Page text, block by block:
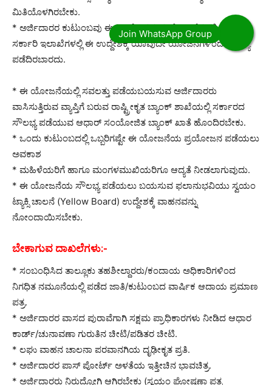
ಮಿತಿಯೊಳಗಿರಬೇಕು.
* ಅರ್ಜಿದಾರರ ಕುಟುಂಬವು ಈ ಹಿಂದೆ ನಿಗಮದ ಯೋಜನೆಗಳಲ್ಲಿ ಅಥವಾ
ಸರ್ಕಾರಿ ಇಲಾಖೆಗಳಲ್ಲಿ ಈ ಉದ್ದೇಶಕ್ಕೆ ಯಾವುದೇ ಯೋಜನೆಗಳಿಂದ ಸೌಲಭ್ಯ
ಪಡೆದಿರಬಾರದು.
* ಈ ಯೋಜನೆಯಲ್ಲಿ ಸವಲತ್ತು ಪಡೆಯಬಯಸುವ ಅರ್ಜಿದಾರರು
ವಾಸಿಸುತ್ತಿರುವ ವ್ಯಾಪ್ತಿಗೆ ಬರುವ ರಾಷ್ಟ್ರೀಕೃತ ಬ್ಯಾಂಕ್‌ ಶಾಖೆಯಲ್ಲಿ ಸರ್ಕಾರದ
ಸೌಲಭ್ಯ ಪಡೆಯುವ ಆಧಾರ್‌ ಸಂಯೋಜಿತ ಬ್ಯಾಂಕ್‌ ಖಾತೆ ಹೊಂದಿರಬೇಕು.
* ಒಂದು ಕುಟುಂಬದಲ್ಲಿ ಒಬ್ಬರಿಗಷ್ಟೇ ಈ ಯೋಜನೆಯ ಪ್ರಯೋಜನ ಪಡೆಯಲು
ಅವಕಾಶ
* ಮಹಿಳೆಯರಿಗೆ ಹಾಗೂ ಮಂಗಳಮುಖಿಯರಿಗೂ ಆದ್ಯತೆ ನೀಡಲಾಗುವುದು.
* ಈ ಯೋಜನೆಯ ಸೌಲಭ್ಯ ಪಡೆಯಲು ಬಯಸುವ ಫಲಾನುಭವಿಯು ಸ್ವಯಂ
ಟ್ಯಾಕ್ಸಿ ಚಾಲನೆ (Yellow Board) ಉದ್ದೇಶಕ್ಕೆ ವಾಹನವನ್ನು
ನೋಂದಾಯಿಸಬೇಕು.
ಬೇಕಾಗುವ ದಾಖಲೆಗಳು:-
* ಸಂಬಂಧಿಸಿದ ತಾಲ್ಲೂಕು ತಹಶೀಲ್ದಾರರು/ಕಂದಾಯ ಅಧಿಕಾರಿಗಳಿಂದ
ನಿಗಧಿತ ನಮೂನೆಯಲ್ಲಿ ಪಡೆದ ಜಾತಿ/ಕುಟುಂಬದ ವಾರ್ಷಿಕ ಆದಾಯ ಪ್ರಮಾಣ
ಪತ್ರ.
* ಅರ್ಜಿದಾರರ ವಾಸದ ಪುರಾವೆಗಾಗಿ ಸಕ್ಷಮ ಪ್ರಾಧಿಕಾರಗಳು ನೀಡಿದ ಆಧಾರ
ಕಾರ್ಡ್/ಚುನಾವಣಾ ಗುರುತಿನ ಚೀಟಿ/ಪಡಿತರ ಚೀಟಿ.
* ಲಘು ವಾಹನ ಚಾಲನಾ ಪರವಾನಗಿಯ ದೃಢೀಕೃತ ಪ್ರತಿ.
* ಅರ್ಜಿದಾರರ ಪಾಸ್‌ ಪೋರ್ಟ್‌ ಅಳತೆಯ ಇತ್ತೀಚಿನ ಭಾವಚಿತ್ರ.
* ಅರ್ಜಿದಾರರು ನಿರುದ್ಯೋಗಿ ಆಗಿರಬೇಕು (ಸ್ವಯಂ ಘೋಷಣಾ ಪತ್ರ